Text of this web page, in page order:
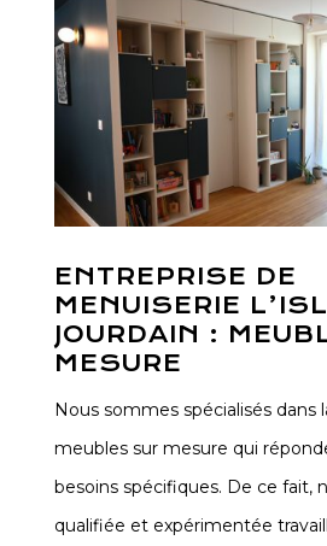
ENTREPRISE DE
MENUISERIE
JOURDAIN :
MESURE
Nous sommes spécialisés dans
meubles sur mesure qui
besoins spécifiques. De ce fait,
qualifiée et expérimentée